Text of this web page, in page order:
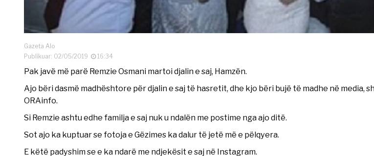
Gazeta Alo
Publikuar: 02/05/2019
16:34
Pak javë më parë Remzie Osmani martoi djalin e saj, Hamzën.
Ajo bëri dasmë madhështore për djalin e saj të hasretit, dhe kjo bëri bujë të madhe në media,
ORAinfo.
Si Remzie ashtu edhe familja e saj nuk u ndalën me postime nga ajo ditë.
Sot ajo ka kuptuar se fotoja e Gëzimes ka dalur të jetë më e pëlqyera.
E këtë padyshim se e ka ndarë me ndjekësit e saj në Instagram.